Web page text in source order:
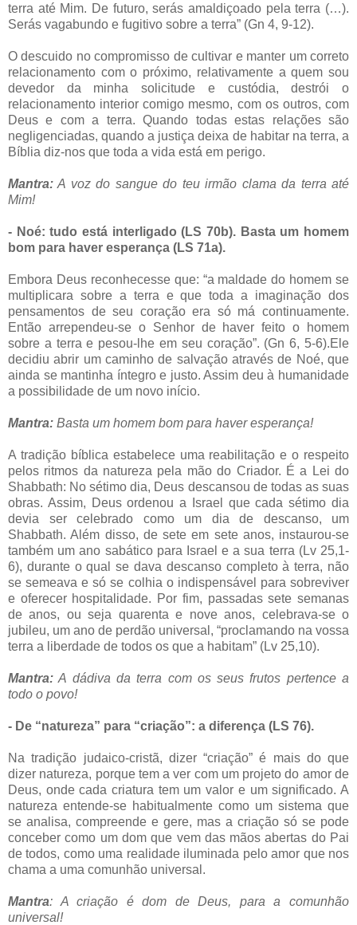
terra até Mim. De futuro, serás amaldiçoado pela terra (…).
Serás vagabundo e fugitivo sobre a terra” (Gn 4, 9-12).
O descuido no compromisso de cultivar e manter um correto
relacionamento com o próximo, relativamente a quem sou
devedor da minha solicitude e custódia, destrói o
relacionamento interior comigo mesmo, com os outros, com
Deus e com a terra. Quando todas estas relações são
negligenciadas, quando a justiça deixa de habitar na terra, a
Bíblia diz-nos que toda a vida está em perigo.
Mantra: A voz do sangue do teu irmão clama da terra até
Mim!
- Noé: tudo está interligado (LS 70b). Basta um homem
bom para haver esperança (LS 71a).
Embora Deus reconhecesse que: “a maldade do homem se
multiplicara sobre a terra e que toda a imaginação dos
pensamentos de seu coração era só má continuamente.
Então arrependeu-se o Senhor de haver feito o homem
sobre a terra e pesou-lhe em seu coração”. (Gn 6, 5-6).Ele
decidiu abrir um caminho de salvação através de Noé, que
ainda se mantinha íntegro e justo. Assim deu à humanidade
a possibilidade de um novo início.
Mantra: Basta um homem bom para haver esperança!
A tradição bíblica estabelece uma reabilitação e o respeito
pelos ritmos da natureza pela mão do Criador. É a Lei do
Shabbath: No sétimo dia, Deus descansou de todas as suas
obras. Assim, Deus ordenou a Israel que cada sétimo dia
devia ser celebrado como um dia de descanso, um
Shabbath. Além disso, de sete em sete anos, instaurou-se
também um ano sabático para Israel e a sua terra (Lv 25,1-
6), durante o qual se dava descanso completo à terra, não
se semeava e só se colhia o indispensável para sobreviver
e oferecer hospitalidade. Por fim, passadas sete semanas
de anos, ou seja quarenta e nove anos, celebrava-se o
jubileu, um ano de perdão universal, “proclamando na vossa
terra a liberdade de todos os que a habitam” (Lv 25,10).
Mantra: A dádiva da terra com os seus frutos pertence a
todo o povo!
- De “natureza” para “criação”: a diferença (LS 76).
Na tradição judaico-cristã, dizer “criação” é mais do que
dizer natureza, porque tem a ver com um projeto do amor de
Deus, onde cada criatura tem um valor e um significado. A
natureza entende-se habitualmente como um sistema que
se analisa, compreende e gere, mas a criação só se pode
conceber como um dom que vem das mãos abertas do Pai
de todos, como uma realidade iluminada pelo amor que nos
chama a uma comunhão universal.
Mantra: A criação é dom de Deus, para a comunhão
universal!